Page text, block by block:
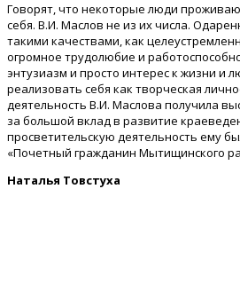
Говорят, что некоторые люди
себя. В.И. Маслов не из их числа.
такими качествами, как
огромное трудолюбие и
энтузиазм и просто интерес к жизни и
реализовать себя как творческая
деятельность В.И. Маслова получила
за большой вклад в развитие
просветительскую деятельность ему
«Почетный гражданин Мытищинского
Наталья Товстуха